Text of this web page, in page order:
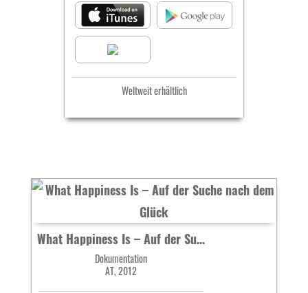
Weltweit erhältlich
What Happiness Is – Auf der Suche nach dem Glück
Dokumentation
AT, 2012